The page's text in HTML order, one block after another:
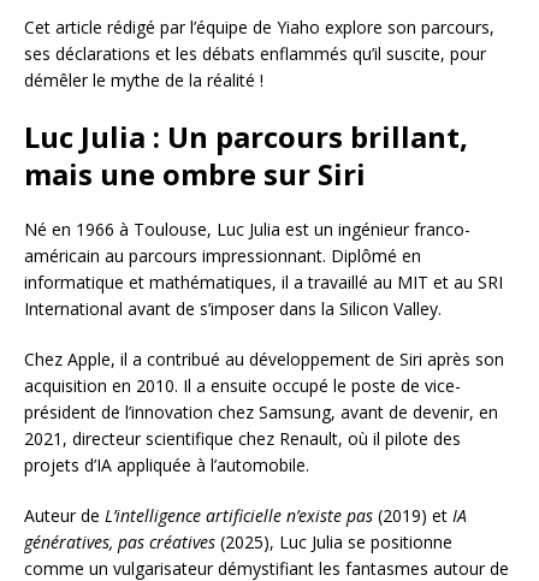
Cet article rédigé par l’équipe de Yiaho explore son parcours,
ses déclarations et les débats enflammés qu’il suscite, pour
démêler le mythe de la réalité !
Luc Julia : Un parcours brillant,
mais une ombre sur Siri
Né en 1966 à Toulouse, Luc Julia est un ingénieur franco-
américain au parcours impressionnant. Diplômé en
informatique et mathématiques, il a travaillé au MIT et au SRI
International avant de s’imposer dans la Silicon Valley.
Chez Apple, il a contribué au développement de Siri après son
acquisition en 2010. Il a ensuite occupé le poste de vice-
président de l’innovation chez Samsung, avant de devenir, en
2021, directeur scientifique chez Renault, où il pilote des
projets d’IA appliquée à l’automobile.
Auteur de L’intelligence artificielle n’existe pas (2019) et IA
génératives, pas créatives (2025), Luc Julia se positionne
comme un vulgarisateur démystifiant les fantasmes autour de